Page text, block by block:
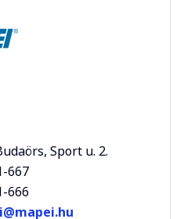
Sport u. 2.
667
666